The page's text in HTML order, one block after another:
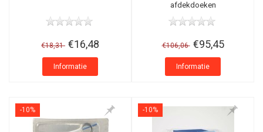
€18,31 €16,48
Informatie
afdekdoeken
€106,06 €95,45
Informatie
-10% -10%